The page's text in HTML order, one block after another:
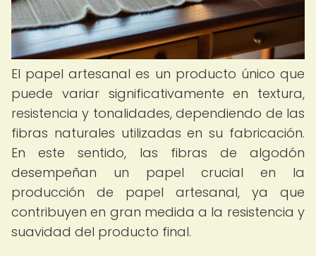
El papel artesanal es un producto único que
puede variar significativamente en textura,
resistencia y tonalidades, dependiendo de las
fibras naturales utilizadas en su fabricación.
En este sentido, las fibras de algodón
desempeñan un papel crucial en la
producción de papel artesanal, ya que
contribuyen en gran medida a la resistencia y
suavidad del producto final.